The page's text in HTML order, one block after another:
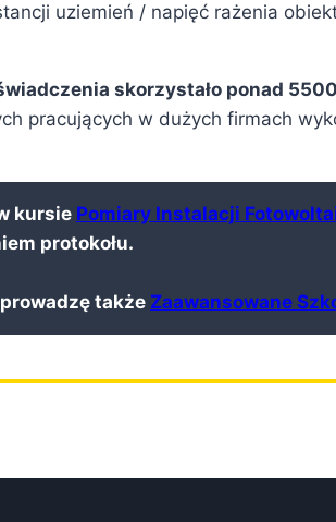
uziemień / napięć rażenia
skorzystało ponad
pracujących w dużych firmach
kursie Pomiary Instalacji
protokołu.
prowadzę także Zaawansowane